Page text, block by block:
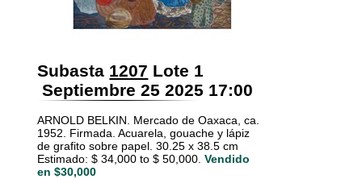
Subasta 1207 Lote 1
Septiembre 25 2025 17:00
ARNOLD BELKIN. Mercado de Oaxaca, ca.
1952. Firmada. Acuarela, gouache y lápiz
de grafito sobre papel. 30.25 x 38.5 cm
Estimado: $ 34,000 to $ 50,000. Vendido
en $30,000